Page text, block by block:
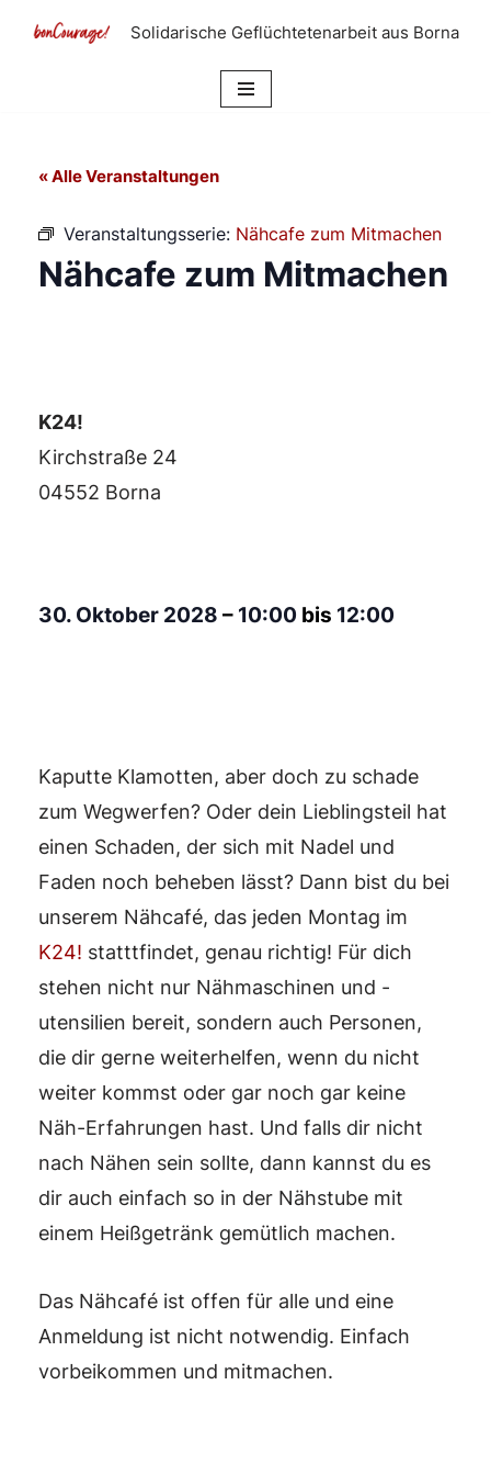
Solidarische Geflüchtetenarbeit aus Borna
« Alle Veranstaltungen
Veranstaltungsserie: Nähcafe zum Mitmachen
Nähcafe zum Mitmachen
K24!
Kirchstraße 24
04552 Borna
30. Oktober 2028 – 10:00 bis 12:00
Kaputte Klamotten, aber doch zu schade
zum Wegwerfen? Oder dein Lieblingsteil hat
einen Schaden, der sich mit Nadel und
Faden noch beheben lässt? Dann bist du bei
unserem Nähcafé, das jeden Montag im
K24! statttfindet, genau richtig! Für dich
stehen nicht nur Nähmaschinen und -
utensilien bereit, sondern auch Personen,
die dir gerne weiterhelfen, wenn du nicht
weiter kommst oder gar noch gar keine
Näh-Erfahrungen hast. Und falls dir nicht
nach Nähen sein sollte, dann kannst du es
dir auch einfach so in der Nähstube mit
einem Heißgetränk gemütlich machen.
Das Nähcafé ist offen für alle und eine
Anmeldung ist nicht notwendig. Einfach
vorbeikommen und mitmachen.